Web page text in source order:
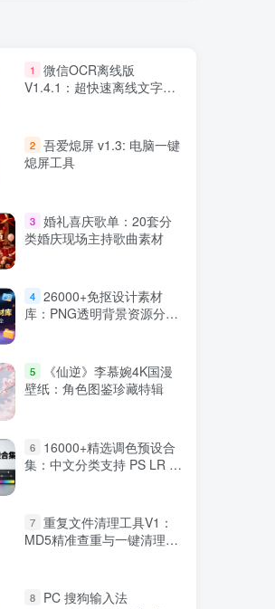
1
微信OCR离线版
V1.4.1：超快速离线文字识
2 吾爱熄屏 v1.3: 电脑一键
熄屏工具
3 婚礼喜庆歌单：20套分
类婚庆现场主持歌曲素材
4 26000+免抠设计素材
库：PNG透明背景资源分类
5
《仙逆》李慕婉4K国漫
壁纸：角色图鉴珍藏特辑
6
16000+精选调色预设合
集：中文分类支持 PS LR 一
7 重复文件清理工具V1：
MD5精准查重与一键清理软
8
PC 搜狗输入法